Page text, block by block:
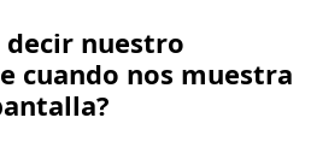
decir nuestro
cuando nos muestra